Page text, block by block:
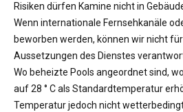
Risiken dürfen Kamine nicht in
Wenn internationale Fernsehkanäle
beworben werden, können wir nicht
Aussetzungen des Dienstes
Wo beheizte Pools angeordnet sind,
auf 28 ° C als Standardtemperatur
Temperatur jedoch nicht